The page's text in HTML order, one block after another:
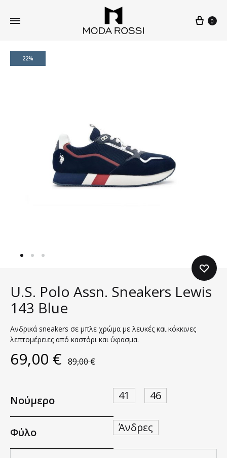
0
22%
U.S. Polo Assn. Sneakers Lewis
143 Blue
Ανδρικά sneakers σε μπλε χρώμα με λευκές και κόκκινες
λεπτομέρειες από καστόρι και ύφασμα.
69,00 € 89,00€
Νούμερο 41 46
Φύλο Άνδρες